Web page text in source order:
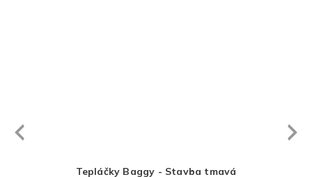
Tepláčky Baggy - Stavba tmavá
Next